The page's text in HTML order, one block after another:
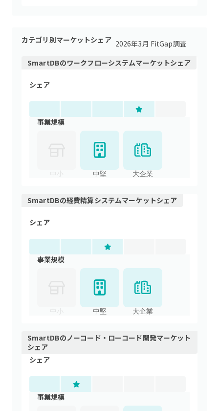
カテゴリ別マーケットシェア 2026年3月 FitGap調査
SmartDBのワークフローシステムマーケットシェア
シェア
事業規模
中堅 大企業
SmartDBの経費精算システムマーケットシェア
シェア
事業規模
中堅 大企業
SmartDBのノーコード・ローコード開発マーケット
シェア
シェア
事業規模